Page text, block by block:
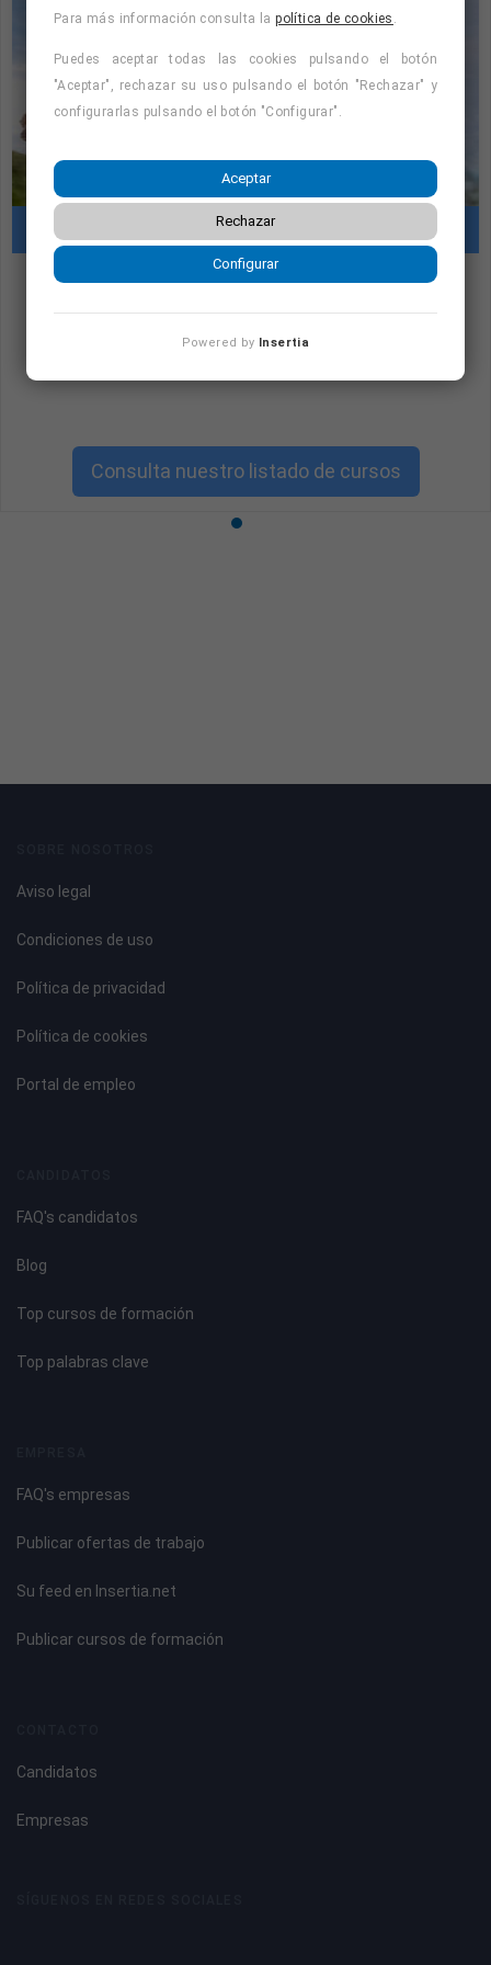
Cursos con prácticas en empresas
"Cursos con prácticas en empresas:
consulta la oferta formativa disponible.
Consulta nuestro listado de cursos
Aviso legal
Condiciones de uso
Política de privacidad
Política de cookies
Portal de empleo
FAQ's candidatos
Blog
Top cursos de formación
Top palabras clave
FAQ's empresas
Publicar ofertas de trabajo
Su feed en Insertia.net
Publicar cursos de formación
Candidatos
Empresas
Para más información consulta lapolítica de cookies .
Puedes aceptar todas las cookies pulsando el botón
"Aceptar", rechazar su uso pulsando el botón "Rechazar" y
configurarlas pulsando el botón "Configurar".
Aceptar
Rechazar
Configurar
Powered by Insertia